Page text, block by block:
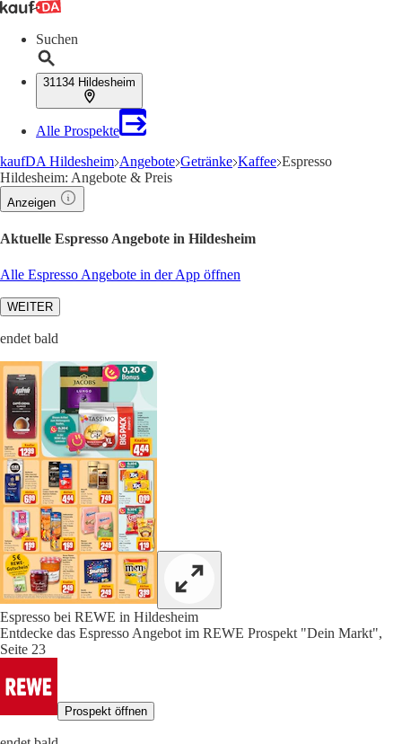
Suchen
31134 Hildesheim
Alle Prospekte
kaufDA Hildesheim Angebote Getränke Kaffee Espresso
Hildesheim: Angebote & Preis
Anzeigen
Aktuelle Espresso Angebote in Hildesheim
Alle Espresso Angebote in der App öffnen
WEITER
endet bald
Espresso bei REWE in Hildesheim
Entdecke das Espresso Angebot im REWE Prospekt "Dein Markt",
Seite 23
Prospekt öffnen